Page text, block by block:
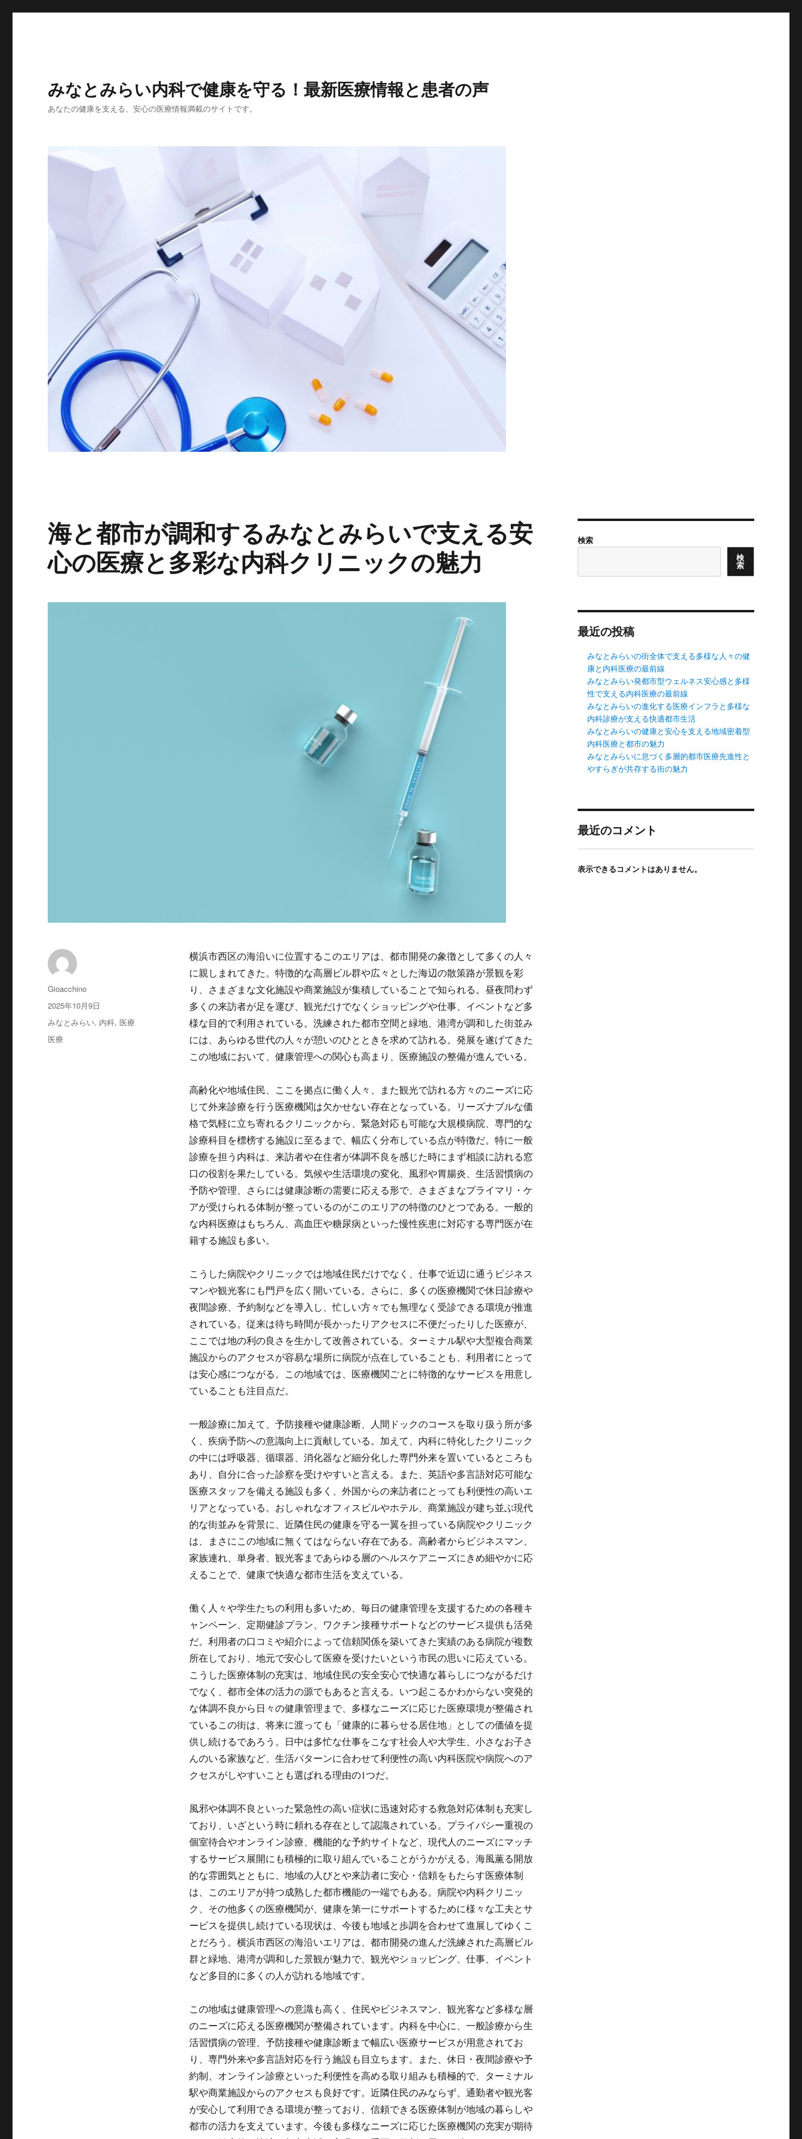
みなとみらい内科で健康を守る！最新医療情報と患者の声
あなたの健康を支える、安心の医療情報満載のサイトです。
海と都市が調和するみなとみらいで支える安
心の医療と多彩な内科クリニックの魅力
横浜市西区の海沿いに位置するこのエリアは、都市開発の象徴として多くの人々
に親しまれてきた。 特徴的な高層ビル群や広々とした海辺の散策路が景観を彩
り、さまざまな文化施設や商業施設が集積していることで知られる。昼夜問わず
多くの来訪者が足を運び、観光だけでなくショッピングや仕事、イベントなど多
様な目的で利用されている。洗練された都市空間と緑地、港湾が調和した街並み
には、あらゆる世代の人々が憩いのひとときを求めて訪れる。発展を遂げてきた
この地域において、健康管理への関心も高まり、医療施設の整備が進んでいる。
高齢化や地域住民、ここを拠点に働く人々、また観光で訪れる方々のニーズに応
じて外来診療を行う医療機関は欠かせない存在となっている。リーズナブルな価
格で気軽に立ち寄れるクリニックから、緊急対応も可能な大規模病院、専門的な
診療科目を標榜する施設に至るまで、幅広く分布している点が特徴だ。特に一般
診療を担う内科は、来訪者や在住者が体調不良を感じた時にまず相談に訪れる窓
口の役割を果たしている。気候や生活環境の変化、風邪や胃腸炎、生活習慣病の
予防や管理、さらには健康診断の需要に応える形で、さまざまなプライマリ・ケ
アが受けられる体制が整っているのがこのエリアの特徴のひとつである。一般的
な内科医療はもちろん、高血圧や糖尿病といった慢性疾患に対応する専門医が在
籍する施設も多い。
こうした病院やクリニックでは地域住民だけでなく、仕事で近辺に通うビジネス
マンや観光客にも門戸を広く開いている。さらに、多くの医療機関で休日診療や
夜間診療、予約制などを導入し、忙しい方々でも無理なく受診できる環境が推進
されている。従来は待ち時間が長かったりアクセスに不便だったりした医療が、
ここでは地の利の良さを生かして改善されている。ターミナル駅や大型複合商業
施設からのアクセスが容易な場所に病院が点在していることも、利用者にとって
は安心感につながる。この地域では、医療機関ごとに特徴的なサービスを用意し
ていることも注目点だ。
一般診療に加えて、予防接種や健康診断、人間ドックのコースを取り扱う所が多
く、疾病予防への意識向上に貢献している。加えて、内科に特化したクリニック
の中には呼吸器、循環器、消化器など細分化した専門外来を置いているところも
あり、自分に合った診察を受けやすいと言える。また、英語や多言語対応可能な
医療スタッフを備える施設も多く、外国からの来訪者にとっても利便性の高いエ
リアとなっている。おしゃれなオフィスビルやホテル、商業施設が建ち並ぶ現代
的な街並みを背景に、近隣住民の健康を守る一翼を担っている病院やクリニック
は、まさにこの地域に無くてはならない存在である。高齢者からビジネスマン、
家族連れ、単身者、観光客まであらゆる層のヘルスケアニーズにきめ細やかに応
えることで、健康で快適な都市生活を支えている。
働く人々や学生たちの利用も多いため、毎日の健康管理を支援するための各種キ
ャンペーン、定期健診プラン、ワクチン接種サポートなどのサービス提供も活発
だ。利用者の口コミや紹介によって信頼関係を築いてきた実績のある病院が複数
所在しており、地元で安心して医療を受けたいという市民の思いに応えている。
こうした医療体制の充実は、地域住民の安全安心で快適な暮らしにつながるだけ
でなく、都市全体の活力の源でもあると言える。いつ起こるかわからない突発的
な体調不良から日々の健康管理まで、多様なニーズに応じた医療環境が整備され
ているこの街は、将来に渡っても「健康的に暮らせる居住地」としての価値を提
供し続けるであろう。日中は多忙な仕事をこなす社会人や大学生、小さなお子さ
んのいる家族など、生活パターンに合わせて利便性の高い内科医院や病院へのア
クセスがしやすいことも選ばれる理由の1つだ。
風邪や体調不良といった緊急性の高い症状に迅速対応する救急対応体制も充実し
ており、いざという時に頼れる存在として認識されている。プライバシー重視の
個室待合やオンライン診療、機能的な予約サイトなど、現代人のニーズにマッチ
するサービス展開にも積極的に取り組んでいることがうかがえる。海風薫る開放
的な雰囲気とともに、地域の人びとや来訪者に安心・信頼をもたらす医療体制
は、このエリアが持つ成熟した都市機能の一端でもある。病院や内科クリニッ
ク、その他多くの医療機関が、健康を第一にサポートするために様々な工夫とサ
ービスを提供し続けている現状は、今後も地域と歩調を合わせて進展してゆくこ
とだろう。横浜市西区の海沿いエリアは、都市開発の進んだ洗練された高層ビル
群と緑地、港湾が調和した景観が魅力で、観光やショッピング、仕事、イベント
など多目的に多くの人が訪れる地域です。
この地域は健康管理への意識も高く、住民やビジネスマン、観光客など多様な層
のニーズに応える医療機関が整備されています。内科を中心に、一般診療から生
活習慣病の管理、予防接種や健康診断まで幅広い医療サービスが用意されてお
り、専門外来や多言語対応を行う施設も目立ちます。また、休日・夜間診療や予
約制、オンライン診療といった利便性を高める取り組みも積極的で、ターミナル
駅や商業施設からのアクセスも良好です。近隣住民のみならず、通勤者や観光客
が安心して利用できる環境が整っており、信頼できる医療体制が地域の暮らしや
都市の活力を支えています。今後も多様なニーズに応じた医療機関の充実が期待
投
稿
Gioacchino
投
稿
日:
2025年10月9日
カ
テ
ゴ
みなとみらい, 内科,医療
タ
医療
検索
検
索
最近の投稿
みなとみらいの街全体で支える多様な人々の健
康と内科医療の最前線
みなとみらい発都市型ウェルネス安心感と多様
性で支える内科医療の最前線
みなとみらいの進化する医療インフラと多様な
内科診療が支える快適都市生活
みなとみらいの健康と安心を支える地域密着型
内科医療と都市の魅力
みなとみらいに息づく多層的都市医療先進性と
やすらぎが共存する街の魅力
最近のコメント
表示できるコメントはありません。